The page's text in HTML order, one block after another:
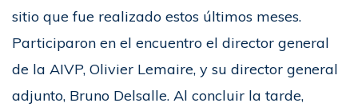
sitio que fue realizado estos últimos meses.
Participaron en el encuentro el director general
de la AIVP, Olivier Lemaire, y su director general
adjunto, Bruno Delsalle. Al concluir la tarde,